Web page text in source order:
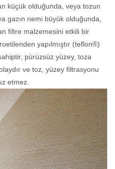
küçük olduğunda, veya tozun
gazın nemi büyük olduğunda,
filtre malzemesini etkili bir
yapılmıştır (teflon®)
pürüzsüz yüzey, toza
ve toz, yüzey filtrasyonu
etmez.